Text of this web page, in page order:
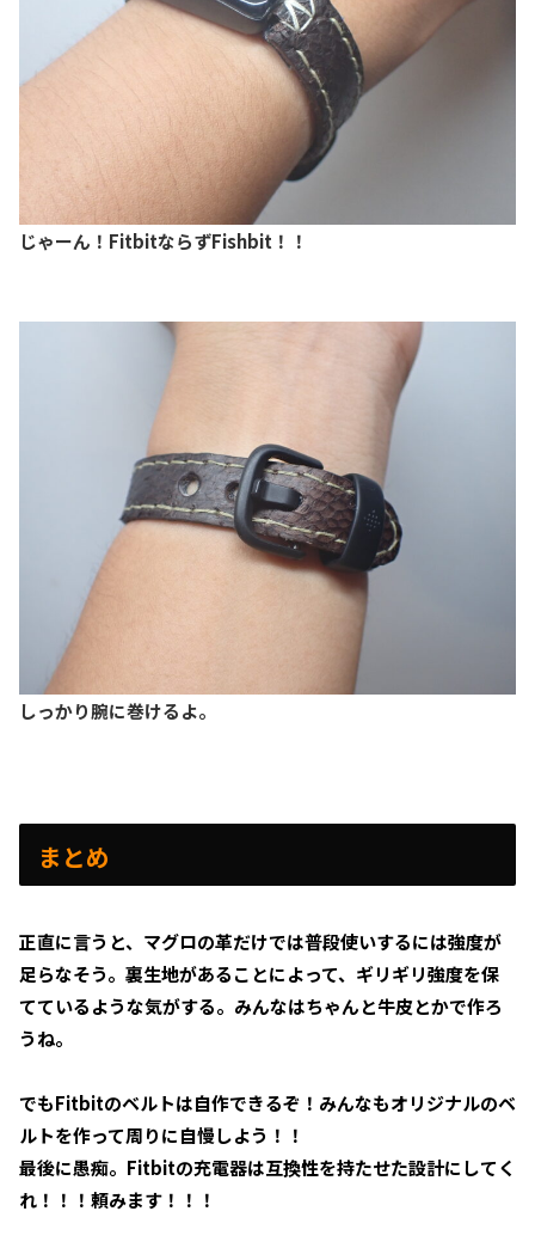
じゃーん！FitbitならずFishbit！！
しっかり腕に巻けるよ。
まとめ
正直に言うと、マグロの革だけでは普段使いするには強度が
足らなそう。裏生地があることによって、ギリギリ強度を保
てているような気がする。みんなはちゃんと牛皮とかで作ろ
うね。
でもFitbitのベルトは自作できるぞ！みんなもオリジナルのベ
ルトを作って周りに自慢しよう！！
最後に愚痴。Fitbitの充電器は互換性を持たせた設計にしてく
れ！！！頼みます！！！